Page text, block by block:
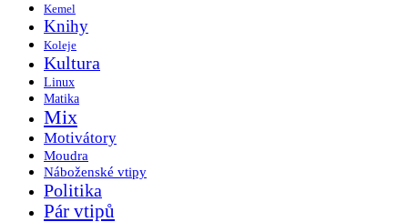
Kemel
Knihy
Koleje
Kultura
Linux
Matika
Mix
Motivátory
Moudra
Náboženské vtipy
Politika
Pár vtipů